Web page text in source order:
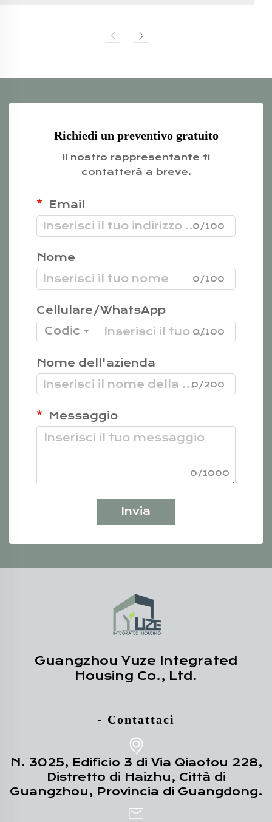
Richiedi un preventivo gratuito
Il nostro rappresentante ti
contatterà a breve.
Email
0/100
Nome
0/100
Cellulare/WhatsApp
Codice
0/100
Nome dell'azienda
0/200
Messaggio
0/1000
Invia
Guangzhou Yuze Integrated
Housing Co., Ltd.
- Contattaci
N. 3025, Edificio 3 di Via Qiaotou 228,
Distretto di Haizhu, Città di
Guangzhou, Provincia di Guangdong.